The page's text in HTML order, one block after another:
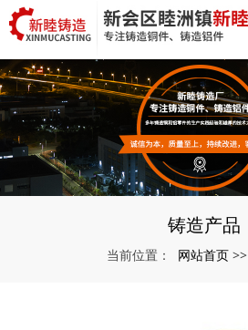
铸造产品
当前位置： 网站首页 >>